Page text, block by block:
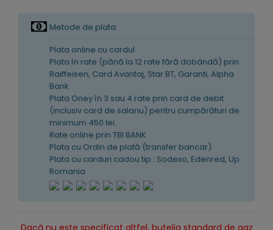
Metode de plata:
Plata online cu cardul
Plata în rate (pănă la 12 rate fără dobândă) prin
Raiffeisen, Card Avantaj, Star BT, Garanti, Alpha
Bank
Plata Oney în 3 sau 4 rate prin card de debit
(inclusiv card de salariu) pentru cumpărături de
minimum 450 lei.
Rate online prin TBI BANK
Plata cu Ordin de plată (transfer bancar)
Plata cu carduri cadou tip : Sodexo, Edenred, Up
Romania
Dacă nu este specificat altfel, butelia standard de gaz